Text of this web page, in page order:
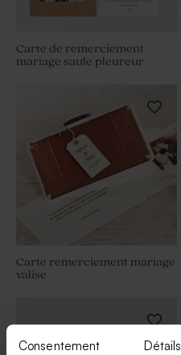
Consentement Détails
Carte de remerciement
mariage saule pleureur
Carte remerciement mariage
valise